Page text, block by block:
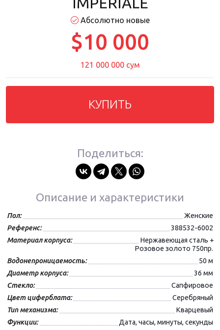
Абсолютно новые
$10 000
121 000 000 сум
КУПИТЬ
Поделиться:
Описание и характеристики
Пол:
Женские
Референс:
388532-6002
Материал корпуса:
Нержавеющая сталь +
Розовое золото 750пр.
Водонепроницаемость:
50 м
Диаметр корпуса:
36 мм
Стекло:
Сапфировое
Цвет циферблата:
Серебряный
Тип механизма:
Кварцевый
Функции:
Дата, часы, минуты, секунды